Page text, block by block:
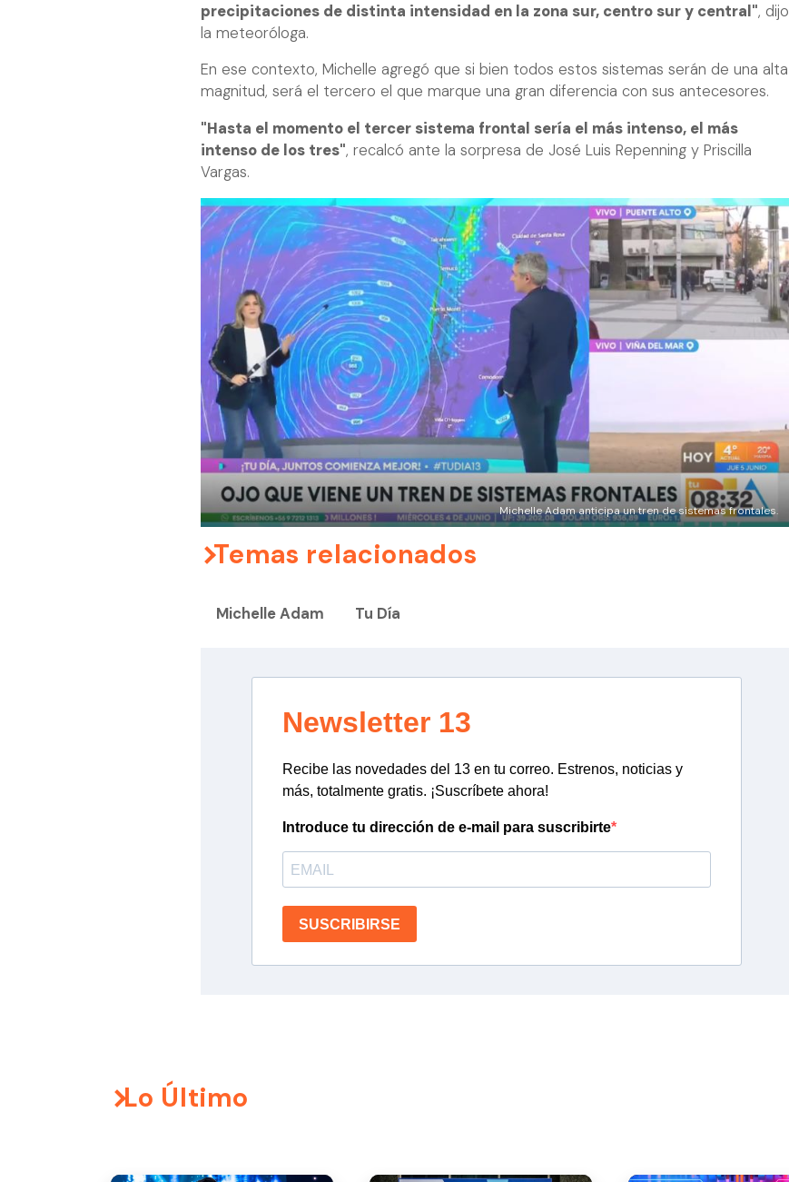
precipitaciones de distinta intensidad en la zona sur, centro sur y central", dijo
la meteoróloga.
En ese contexto, Michelle agregó que si bien todos estos sistemas serán de una alta
magnitud, será el tercero el que marque una gran diferencia con sus antecesores.
"Hasta el momento el tercer sistema frontal sería el más intenso, el más
intenso de los tres", recalcó ante la sorpresa de José Luis Repenning y Priscilla
Vargas.
Michelle Adam anticipa un tren de sistemas frontales.
Temas relacionados
Michelle Adam Tu Día
Newsletter 13
Recibe las novedades del 13 en tu correo. Estrenos, noticias y
más, totalmente gratis. ¡Suscríbete ahora!
Introduce tu dirección de e-mail para suscribirte
SUSCRIBIRSE
Lo Último